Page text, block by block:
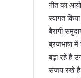
गीत का
स्वागत
बैरागी
ब्रजभाषा में
बढ़ा रहे हैं
संजय रखे हैं